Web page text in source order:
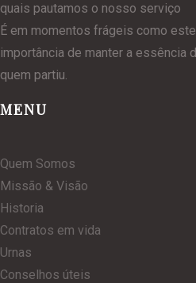
quais pautamos o nosso serviço
É em momentos frágeis como
importância de manter a essência
quem partiu.
MENU
Quem Somos
Missão & Visão
Historia
Contratos em vida
Urnas
Conselhos úteis